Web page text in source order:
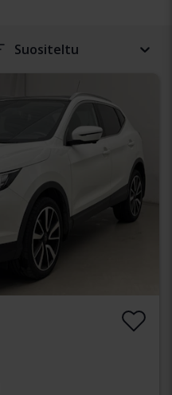
Suositeltu